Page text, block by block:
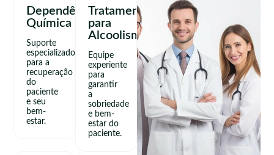
Dependência
Química
Suporte
especializado
para a
recuperação
do
paciente
e seu
bem-
estar.
Tratamento
para
Alcoolismo
Equipe
experiente
para
garantir
a
sobriedade
e bem-
estar do
paciente.